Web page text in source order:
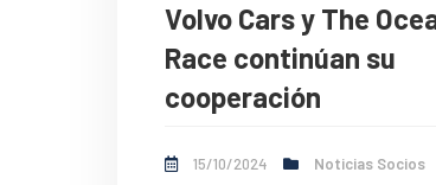
Volvo Cars y The
Race continúan su
cooperación
15/10/2024 Noticias Socios